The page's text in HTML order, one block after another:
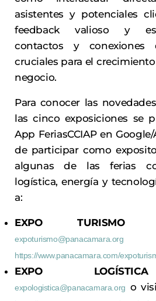
asistentes y potenciales
feedback valioso y
contactos y conexiones
cruciales para el
negocio.
Para conocer las
las cinco exposiciones se
App FeriasCCIAP en
de participar como
algunas de las ferias
logística, energía y
a:
EXPO TURISMO
expoturismo@panacamara.org o
https://www.panacamara.com/
EXPO
expologistica@panacamara.org o